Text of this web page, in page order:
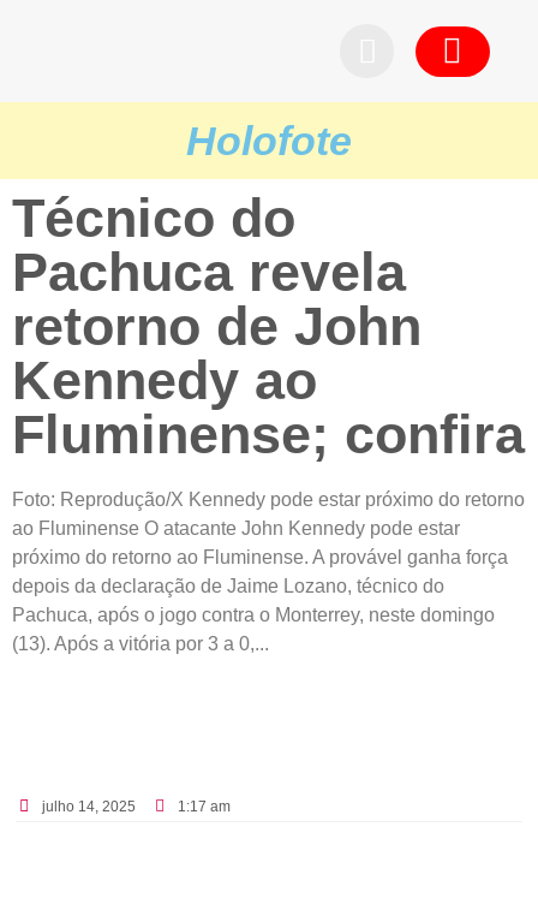
Holofote
Técnico do
Pachuca revela
retorno de John
Kennedy ao
Fluminense; confira
Foto: Reprodução/X Kennedy pode estar próximo do retorno
ao Fluminense O atacante John Kennedy pode estar
próximo do retorno ao Fluminense. A provável ganha força
depois da declaração de Jaime Lozano, técnico do
Pachuca, após o jogo contra o Monterrey, neste domingo
(13). Após a vitória por 3 a 0,...
julho 14, 2025 1:17 am